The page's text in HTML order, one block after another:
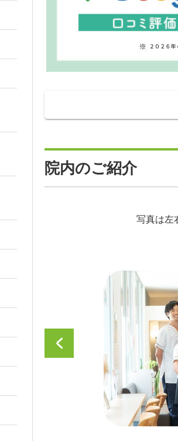
院内のご紹介
写真は左